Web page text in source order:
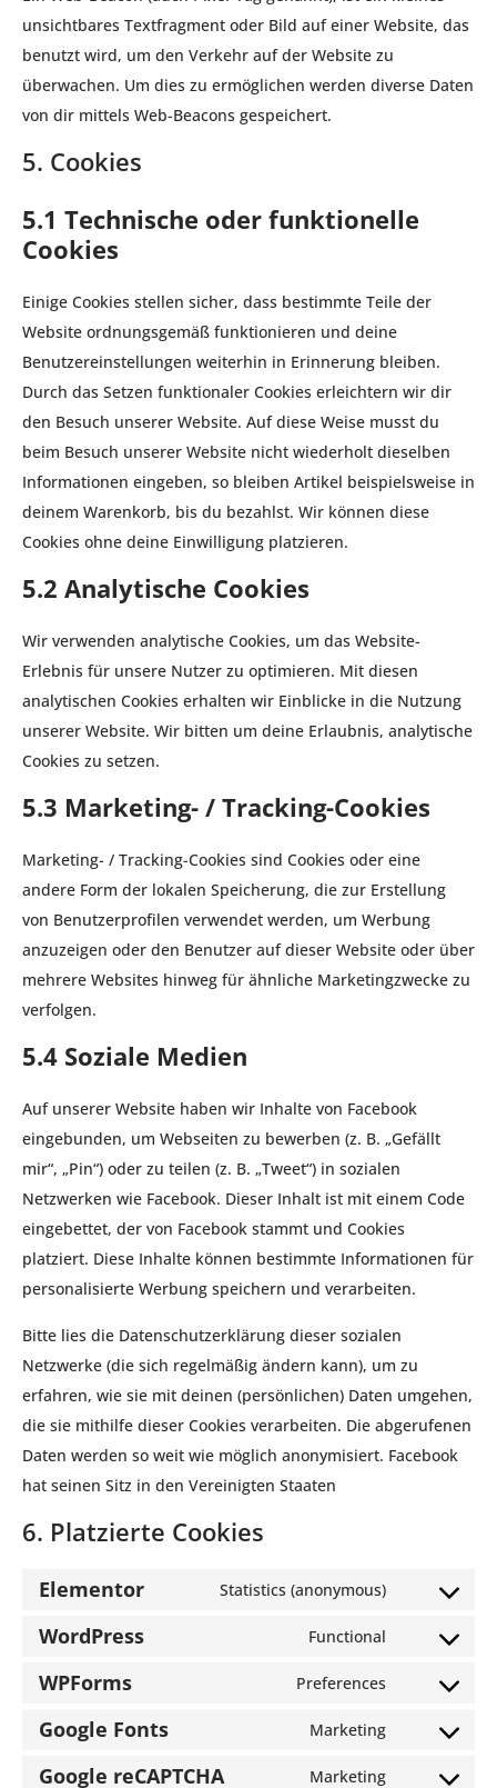
unsichtbares Textfragment oder Bild auf einer Website, das
benutzt wird, um den Verkehr auf der Website zu
überwachen. Um dies zu ermöglichen werden diverse Daten
von dir mittels Web-Beacons gespeichert.
5. Cookies
5.1 Technische oder funktionelle
Cookies
Einige Cookies stellen sicher, dass bestimmte Teile der
Website ordnungsgemäß funktionieren und deine
Benutzereinstellungen weiterhin in Erinnerung bleiben.
Durch das Setzen funktionaler Cookies erleichtern wir dir
den Besuch unserer Website. Auf diese Weise musst du
beim Besuch unserer Website nicht wiederholt dieselben
Informationen eingeben, so bleiben Artikel beispielsweise in
deinem Warenkorb, bis du bezahlst. Wir können diese
Cookies ohne deine Einwilligung platzieren.
5.2 Analytische Cookies
Wir verwenden analytische Cookies, um das Website-
Erlebnis für unsere Nutzer zu optimieren. Mit diesen
analytischen Cookies erhalten wir Einblicke in die Nutzung
unserer Website. Wir bitten um deine Erlaubnis, analytische
Cookies zu setzen.
5.3 Marketing- / Tracking-Cookies
Marketing- / Tracking-Cookies sind Cookies oder eine
andere Form der lokalen Speicherung, die zur Erstellung
von Benutzerprofilen verwendet werden, um Werbung
anzuzeigen oder den Benutzer auf dieser Website oder über
mehrere Websites hinweg für ähnliche Marketingzwecke zu
verfolgen.
5.4 Soziale Medien
Auf unserer Website haben wir Inhalte von Facebook
eingebunden, um Webseiten zu bewerben (z. B. „Gefällt
mir“, „Pin“) oder zu teilen (z. B. „Tweet“) in sozialen
Netzwerken wie Facebook. Dieser Inhalt ist mit einem Code
eingebettet, der von Facebook stammt und Cookies
platziert. Diese Inhalte können bestimmte Informationen für
personalisierte Werbung speichern und verarbeiten.
Bitte lies die Datenschutzerklärung dieser sozialen
Netzwerke (die sich regelmäßig ändern kann), um zu
erfahren, wie sie mit deinen (persönlichen) Daten umgehen,
die sie mithilfe dieser Cookies verarbeiten. Die abgerufenen
Daten werden so weit wie möglich anonymisiert. Facebook
hat seinen Sitz in den Vereinigten Staaten
6. Platzierte Cookies
Elementor Statistics (anonymous)
WordPress Functional
WPForms Preferences
Google Fonts Marketing
Google reCAPTCHA Marketing